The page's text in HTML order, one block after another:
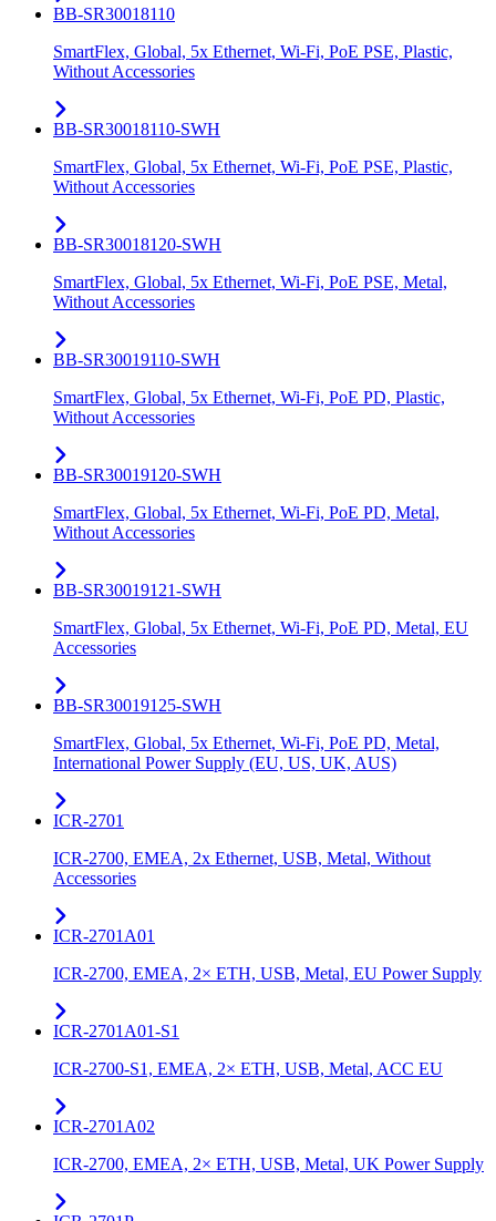
BB-SR30018110
SmartFlex, Global, 5x Ethernet, Wi-Fi, PoE PSE, Plastic,
Without Accessories
BB-SR30018110-SWH
SmartFlex, Global, 5x Ethernet, Wi-Fi, PoE PSE, Plastic,
Without Accessories
BB-SR30018120-SWH
SmartFlex, Global, 5x Ethernet, Wi-Fi, PoE PSE, Metal,
Without Accessories
BB-SR30019110-SWH
SmartFlex, Global, 5x Ethernet, Wi-Fi, PoE PD, Plastic,
Without Accessories
BB-SR30019120-SWH
SmartFlex, Global, 5x Ethernet, Wi-Fi, PoE PD, Metal,
Without Accessories
BB-SR30019121-SWH
SmartFlex, Global, 5x Ethernet, Wi-Fi, PoE PD, Metal, EU
Accessories
BB-SR30019125-SWH
SmartFlex, Global, 5x Ethernet, Wi-Fi, PoE PD, Metal,
International Power Supply (EU, US, UK, AUS)
ICR-2701
ICR-2700, EMEA, 2x Ethernet, USB, Metal, Without
Accessories
ICR-2701A01
ICR-2700, EMEA, 2× ETH, USB, Metal, EU Power Supply
ICR-2701A01-S1
ICR-2700-S1, EMEA, 2× ETH, USB, Metal, ACC EU
ICR-2701A02
ICR-2700, EMEA, 2× ETH, USB, Metal, UK Power Supply